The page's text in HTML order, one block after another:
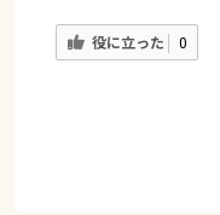
役に立った 0